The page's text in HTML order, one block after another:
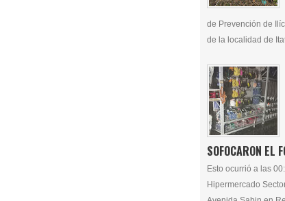
de Prevención de
de la localidad de
SOFOCARON EL
Esto ocurrió a las
Hipermercado